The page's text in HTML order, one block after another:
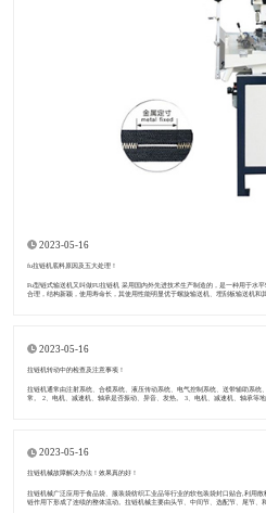
2023-05-16
​fu拉链机底料原因及五大处理！
Fu型链式输送机又叫做FU拉链机 采用国内外先进技术生产制造的，是一种用于水平输送粉状、粒状和小块状物料的新产品，由于我们的这类产品设计
合理，结构新颖，使用寿命长，其使用性能明显优于螺旋输送机、埋刮板输送机和
2023-05-16
拉链机转动中的检查及注意事项！
拉链机通常由注射系统、合模系统、液压传动系统、电气控制系统、送带辅助系统、加热及冷却
常。 2、电机、减速机、轴承是否振动、异音、发热。 3、电机、减速机、轴承等
2023-05-16
拉链机械故障解决办法！效果真的好！
拉链机械广泛应用于食品袋、服装袋纺织工业品等行业的软包装袋封口贴合,利用
链作用下形成了连续的整体流动。拉链机械主要由头节、中间节、选配节、尾节、